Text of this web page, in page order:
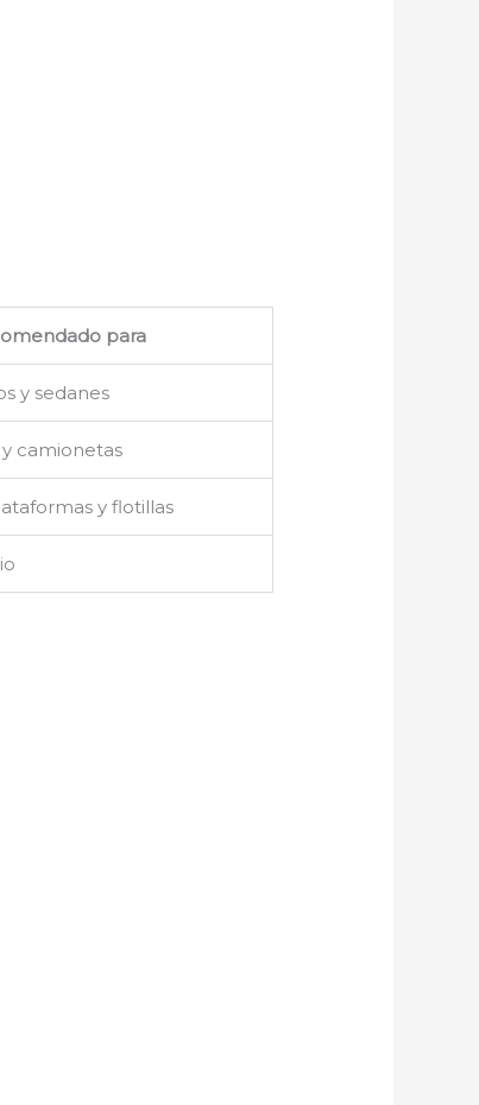
para
y sedanes
camionetas
y flotillas